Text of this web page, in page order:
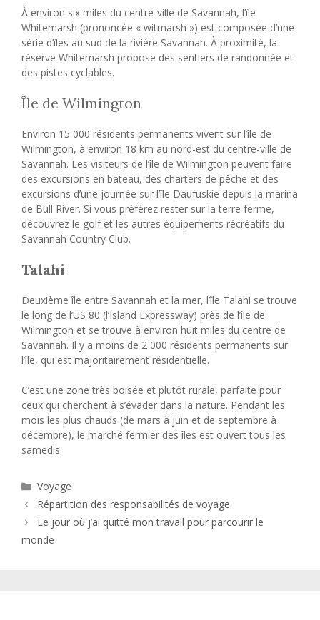
À environ six miles du centre-ville de Savannah, l’île
Whitemarsh (prononcée « witmarsh ») est composée d’une
série d’îles au sud de la rivière Savannah. À proximité, la
réserve Whitemarsh propose des sentiers de randonnée et
des pistes cyclables.
Île de Wilmington
Environ 15 000 résidents permanents vivent sur l’île de
Wilmington, à environ 18 km au nord-est du centre-ville de
Savannah. Les visiteurs de l’île de Wilmington peuvent faire
des excursions en bateau, des charters de pêche et des
excursions d’une journée sur l’île Daufuskie depuis la marina
de Bull River. Si vous préférez rester sur la terre ferme,
découvrez le golf et les autres équipements récréatifs du
Savannah Country Club.
Talahi
Deuxième île entre Savannah et la mer, l’île Talahi se trouve
le long de l’US 80 (l’Island Expressway) près de l’île de
Wilmington et se trouve à environ huit miles du centre de
Savannah. Il y a moins de 2 000 résidents permanents sur
l’île, qui est majoritairement résidentielle.
C’est une zone très boisée et plutôt rurale, parfaite pour
ceux qui cherchent à s’évader dans la nature. Pendant les
mois les plus chauds (de mars à juin et de septembre à
décembre), le marché fermier des îles est ouvert tous les
samedis.
Catégories
Voyage
Répartition des responsabilités de voyage
Le jour où j’ai quitté mon travail pour parcourir le
monde